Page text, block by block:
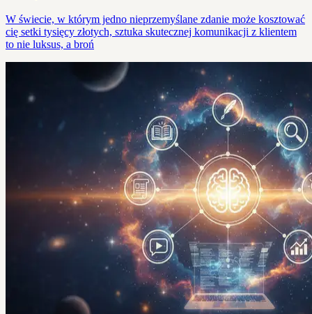
W świecie, w którym jedno nieprzemyślane zdanie może kosztować
cię setki tysięcy złotych, sztuka skutecznej komunikacji z klientem
to nie luksus, a broń